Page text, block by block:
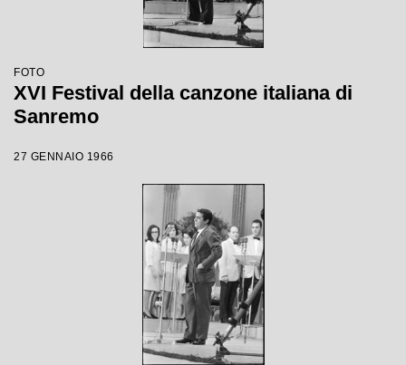
FOTO
XVI Festival della canzone italiana di
Sanremo
27 GENNAIO 1966